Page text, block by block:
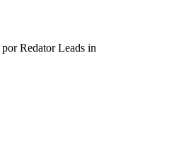
por Redator Leads in